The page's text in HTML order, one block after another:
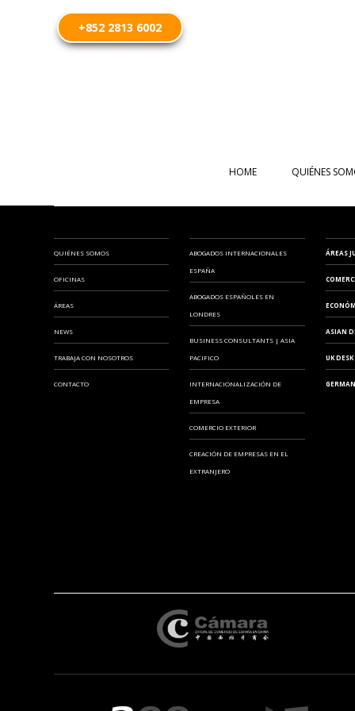
+852 2813 6002
HOME QUIÉNES
QUIÉNES SOMOS
OFICINAS
ÁREAS
NEWS
TRABAJA CON NOSOTROS
CONTACTO
ABOGADOS INTERNACIONALES
ESPAÑA
ABOGADOS ESPAÑOLES EN
LONDRES
BUSINESS CONSULTANTS | ASIA
PACIFICO
INTERNACIONALIZACIÓN DE
EMPRESA
COMERCIO EXTERIOR
CREACIÓN DE EMPRESAS EN EL
EXTRANJERO
ÁREAS
ASIAN
UK DESK